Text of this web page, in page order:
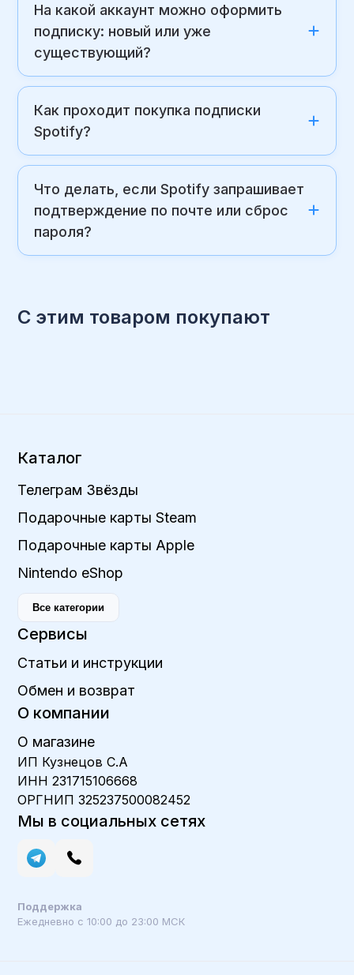
На какой аккаунт можно оформить
подписку: новый или уже
существующий?
Как проходит покупка подписки
Spotify?
Что делать, если Spotify запрашивает
подтверждение по почте или сброс
пароля?
С этим товаром покупают
Каталог
Телеграм Звёзды
Подарочные карты Steam
Подарочные карты Apple
Nintendo eShop
Все категории
Сервисы
Статьи и инструкции
Обмен и возврат
О компании
О магазине
ИП Кузнецов С.А
ИНН 231715106668
ОРГНИП 325237500082452
Мы в социальных сетях
Поддержка
Ежедневно с 10:00 до 23:00 МСК